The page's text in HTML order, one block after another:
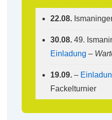
22.08.
30.08. 49.
Einladung –
19.09. –
Fackelturnier